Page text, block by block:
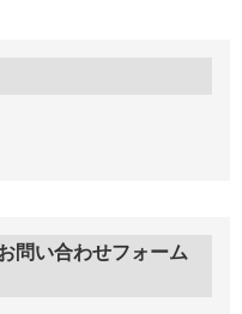
問い合わせフォーム